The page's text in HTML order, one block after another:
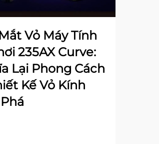
Vỏ Máy Tính
235AX Curve:
Lại Phong Cách
Kế Vỏ Kính